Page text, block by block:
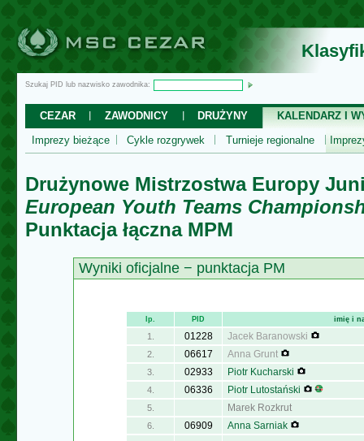
Szukaj PID lub nazwisko zawodnika:
CEZAR ZAWODNICY DRUŻYNY
KALENDARZ I
Imprezy bieżące
Cykle rozgrywek Turnieje regionalne
Drużynowe Mistrzostwa Europy
European Youth Teams
Punktacja łączna MPM
Wyniki oficjalne − punktacja PM
lp. PID imię i
1. 01228 Jacek Baranowski
2. 06617 Anna Grunt
3. 02933 Piotr Kucharski
4. 06336 Piotr Lutostański
5. Marek Rozkrut
6. 06909 Anna Sarniak